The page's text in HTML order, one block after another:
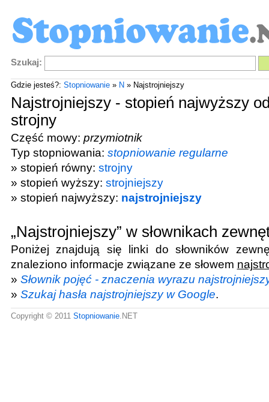
Szukaj:
Gdzie jesteś?: Stopniowanie» N » Najstrojniejszy
Najstrojniejszy - stopień najwyższy
strojny
Część mowy: przymiotnik
Typ stopniowania: stopniowanie regularne
» stopień równy: strojny
» stopień wyższy: strojniejszy
» stopień najwyższy: najstrojniejszy
„Najstrojniejszy” w słownikach
Poniżej znajdują się linki do słowników
znaleziono informacje związane ze słowem
» Słownik pojęć - znaczenia wyrazu
» Szukaj hasła najstrojniejszy w Google.
Copyright © 2011 Stopniowanie.NET